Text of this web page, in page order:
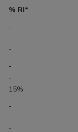
% RI*
-
-
-
-
15%
-
-